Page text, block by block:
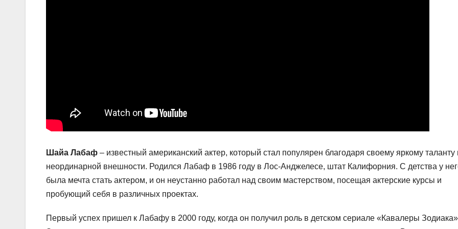
Шайа Лабаф – известный американский актер, который стал популярен благодаря своему яркому таланту
неординарной внешности. Родился Лабаф в 1986 году в Лос-Анджелесе, штат Калифорния. С детства у
была мечта стать актером, и он неустанно работал над своим мастерством, посещая актерские курсы и
пробующий себя в различных проектах.
Первый успех пришел к Лабафу в 2000 году, когда он получил роль в детском сериале «Кавалеры